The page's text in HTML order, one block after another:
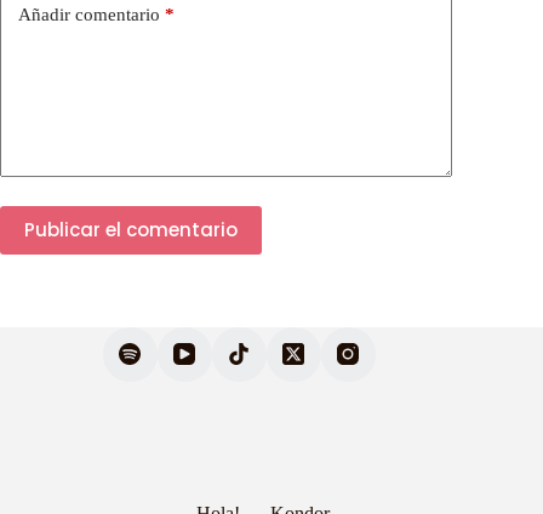
Añadir comentario *
Publicar el comentario